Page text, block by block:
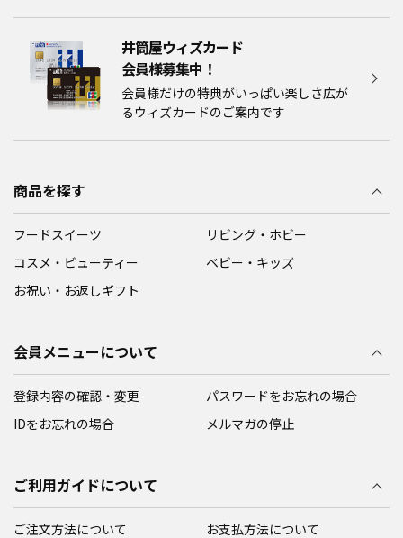
井筒屋ウィズカード
会員様募集中！​​
会員様だけの特典がいっぱい楽しさ広が
るウィズカードのご案内です
商品を探す
フードスイーツ
リビング・ホビー
コスメ・ビューティー
ベビー・キッズ
お祝い・お返しギフト
会員メニューについて
登録内容の確認・変更
パスワードをお忘れの場合
IDをお忘れの場合
メルマガの停止
ご利用ガイドについて
ご注文方法について お支払方法について